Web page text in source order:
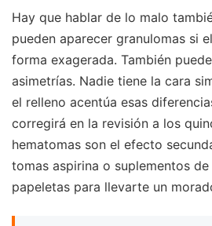
Hay que hablar de lo malo
pueden aparecer granulomas si
forma exagerada. También
asimetrías. Nadie tiene la cara
el relleno acentúa esas
corregirá en la revisión a los
hematomas son el efecto
tomas aspirina o suplementos
papeletas para llevarte un